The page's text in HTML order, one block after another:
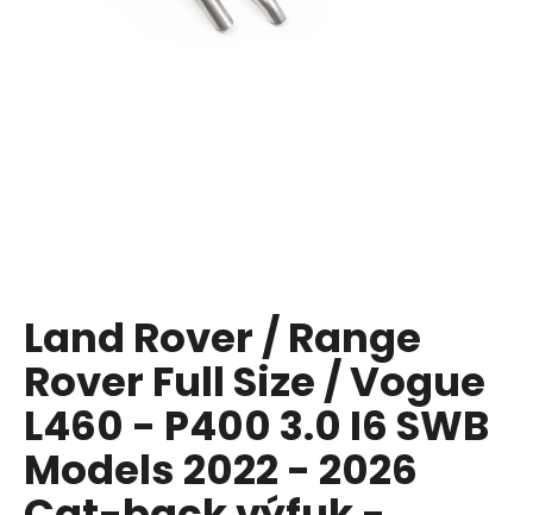
Land Rover / Range
Rover Full Size / Vogue
L460 - P400 3.0 I6 SWB
Models 2022 - 2026
D
o
p
o
r